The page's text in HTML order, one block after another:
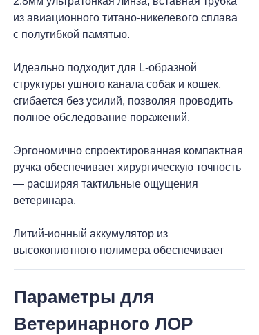
>Ветеринарная эндоскопическая
рабочая станция
>Аксессуары и расходные
материалы
из авиационного титано-никелевого сплава
с полугибкой памятью.
Идеально подходит для L-образной
структуры ушного канала собак и кошек,
сгибается без усилий, позволяя проводить
полное обследование поражений.
Эргономично спроектированная компактная
ручка обеспечивает хирургическую точность
— расширяя тактильные ощущения
ветеринара.
Литий-ионный аккумулятор из
высокоплотного полимера обеспечивает
ультрадолгую работу в течение 480 минут
Параметры для
Ветеринарного ЛОР